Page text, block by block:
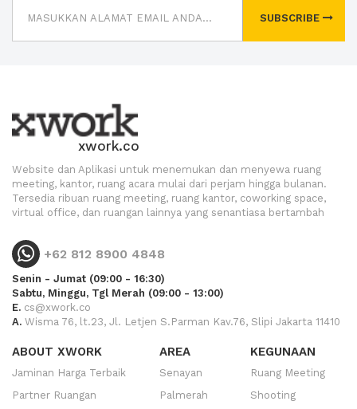
SUBSCRIBE
xwork.co
Website dan Aplikasi untuk menemukan dan menyewa ruang
meeting, kantor, ruang acara mulai dari perjam hingga bulanan.
Tersedia ribuan ruang meeting, ruang kantor, coworking space,
virtual office, dan ruangan lainnya yang senantiasa bertambah
+62 812 8900 4848
Senin - Jumat (09:00 - 16:30)
Sabtu, Minggu, Tgl Merah (09:00 - 13:00)
E. cs@xwork.co
A. Wisma 76, lt.23, Jl. Letjen S.Parman Kav.76, Slipi Jakarta 11410
ABOUT XWORK
Jaminan Harga Terbaik
Partner Ruangan
AREA
Senayan
Palmerah
KEGUNAAN
Ruang Meeting
Shooting